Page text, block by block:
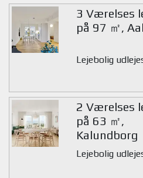
3 Værelses
på 97 ㎡,
Lejebolig
2 Værelses
på 63 ㎡,
Kalundborg
Lejebolig